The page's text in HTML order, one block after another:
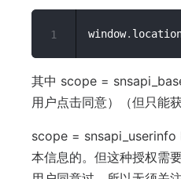
window.
1
其中 scope =
用户点击同意）（但只能
scope = snsapi_userinfo
本信息的。但这种授权需